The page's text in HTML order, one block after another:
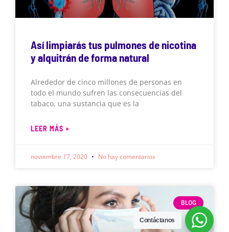
Así limpiarás tus pulmones de nicotina
y alquitrán de forma natural
Alrededor de cinco millones de personas en
todo el mundo sufren las consecuencias del
tabaco, una sustancia que es la
LEER MÁS »
noviembre 17, 2020 No hay comentarios
BLOG
Contáctanos